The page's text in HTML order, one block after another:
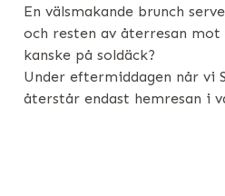
En välsmakande brunch
och resten av återresan mot
kanske på soldäck?
Under eftermiddagen når vi
återstår endast hemresan i